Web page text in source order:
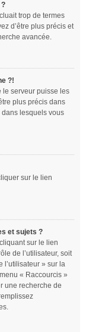
trop de termes
d’être plus précis et
avancée.
?!
le serveur puisse les
plus précis dans
dans lesquels vous
sur le lien
et sujets ?
sur le lien
de l’utilisateur, soit
l’utilisateur » sur la
« Raccourcis »
une recherche de